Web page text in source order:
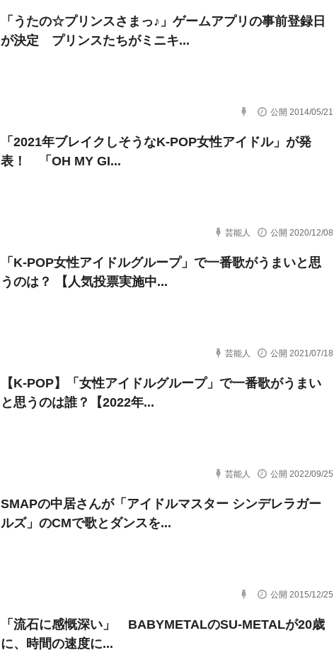
「うたの☆プリンスさまっ♪」ゲームアプリの事前登録日
が決定 プリンスたちがミニキ...
公開 2014/05/21
「2021年ブレイクしそうなK-POP女性アイドル」が発
表！ 「OH MY GI...
芸能人 公開 2020/12/08
「K-POP女性アイドルグループ」で一番歌がうまいと思
うのは？ 【人気投票実施中...
芸能人 公開 2021/07/18
【K-POP】「女性アイドルグループ」で一番歌がうまい
と思うのは誰？【2022年...
芸能人 公開 2022/09/25
SMAPの中居さんが「アイドルマスター シンデレラガー
ルズ」のCMで歌とダンスを...
公開 2015/12/25
「流石に感慨深い」 BABYMETALのSU-METALが20歳
に、時間の速度に...